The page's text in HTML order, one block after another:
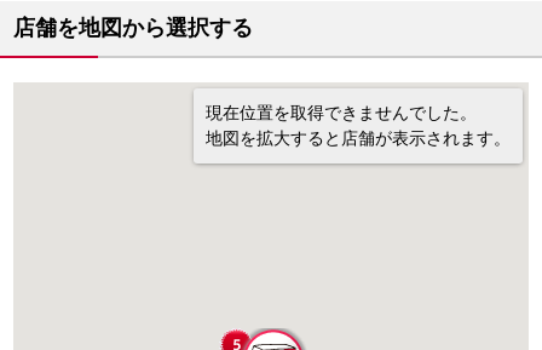
店舗を地図から選択する
現在位置を取得できませんでした。
地図を拡大すると店舗が表示されます。